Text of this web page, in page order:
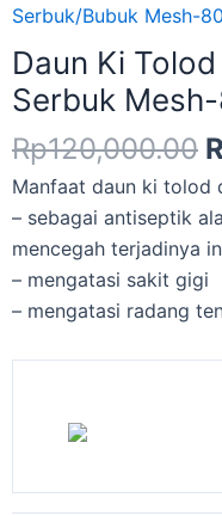
Serbuk/Bubuk Mesh-
Daun Ki
Serbuk
Rp120,000.00
Manfaat daun ki tolod
– sebagai antiseptik
mencegah terjadinya
– mengatasi sakit gigi
– mengatasi radang